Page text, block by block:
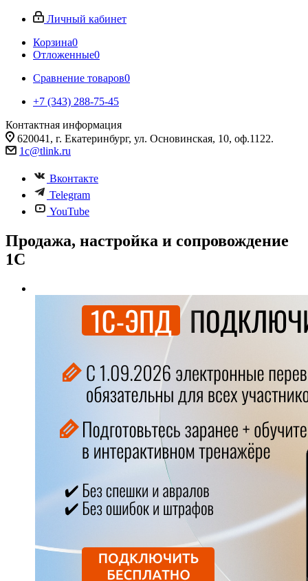
Личный кабинет
Корзина0
Отложенные0
Сравнение товаров0
+7 (343) 288-75-45
Контактная информация
620041, г. Екатеринбург, ул. Основинская, 10, оф.1122.
1c@tlink.ru
Вконтакте
Telegram
YouTube
Продажа, настройка и сопровождение
1С